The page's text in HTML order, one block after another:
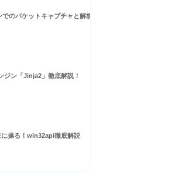
のパケットキャプチャと解析ガイド
ジン「Jinja2」徹底解説！
操る！win32api徹底解説